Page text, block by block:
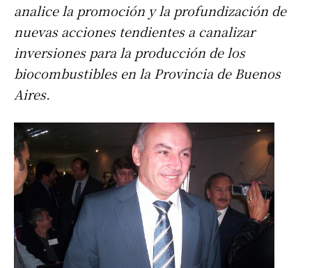
analice la promoción y la profundización de
nuevas acciones tendientes a canalizar
inversiones para la producción de los
biocombustibles en la Provincia de Buenos
Aires.